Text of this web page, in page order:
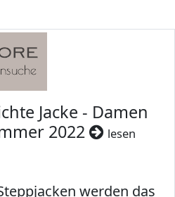
Jacke - Damen
2022
lesen
werden das